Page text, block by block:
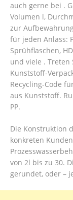
auch gerne bei .
Volumen l,
zur
für jeden Anlass:
Sprühflaschen,
und viele .
Kunststoff-
Recycling-Code
aus Kunststoff.
PP.
Die Konstruktion
konkreten
von 2l bis zu 30.
gerundet, oder –